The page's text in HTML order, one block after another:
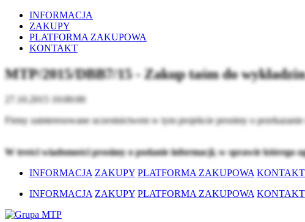
INFORMACJA
ZAKUPY
PLATFORMA ZAKUPOWA
KONTAKT
MTP/2015/DBB7/15 - Zakup taśm do wykładzin
27.10.2015 10:00:00
Firmy zainteresowane uczestnictwem w tym projekcie prosimy o
W treści wiadomości prosimy o podanie informacji, w sprawie którego
INFORMACJA ZAKUPY PLATFORMA ZAKUPOWA KONTAKT
INFORMACJA ZAKUPY PLATFORMA ZAKUPOWA KONTAKT